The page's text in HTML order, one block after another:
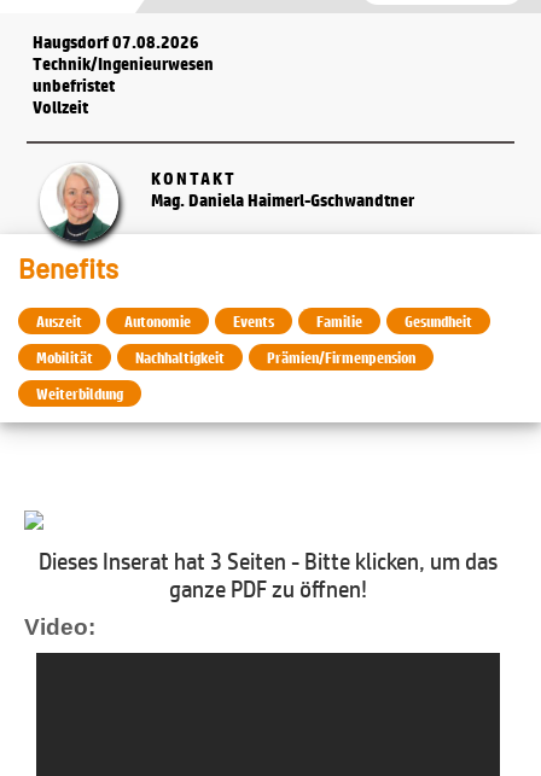
Haugsdorf 07.08.2026
Technik/Ingenieurwesen
unbefristet
Vollzeit
KONTAKT
Mag. Daniela Haimerl-Gschwandtner
Benefits
Auszeit Autonomie Events Familie
Gesundheit
Mobilität
Nachhaltigkeit
Prämien/Firmenpension
Weiterbildung
Dieses Inserat hat 3 Seiten - Bitte klicken, um das
ganze PDF zu öffnen!
Video: